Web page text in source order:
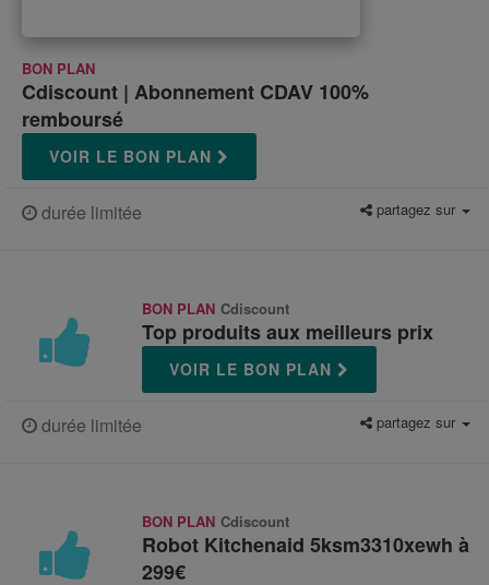
BON PLAN
Cdiscount | Abonnement CDAV 100%
remboursé
VOIR LE BON PLAN
durée limitée partagez sur
BON PLAN Cdiscount
Top produits aux meilleurs prix
VOIR LE BON PLAN
durée limitée partagez sur
BON PLAN Cdiscount
Robot Kitchenaid 5ksm3310xewh à
299€